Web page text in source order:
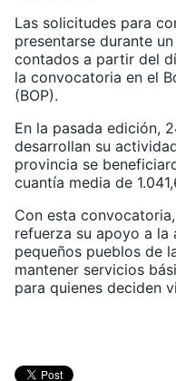
Las solicitudes para
presentarse durante
contados a partir del
la convocatoria en el
(BOP).
En la pasada edición,
desarrollan su
provincia se
cuantía media de
Con esta
refuerza su apoyo a
pequeños pueblos de
mantener servicios
para quienes deciden